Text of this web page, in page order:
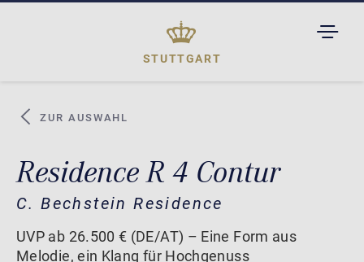
STUTTGART
ZUR AUSWAHL
Residence R 4 Contur
C. Bechstein Residence
UVP ab 26.500 € (DE/AT) – Eine Form aus
Melodie, ein Klang für Hochgenuss